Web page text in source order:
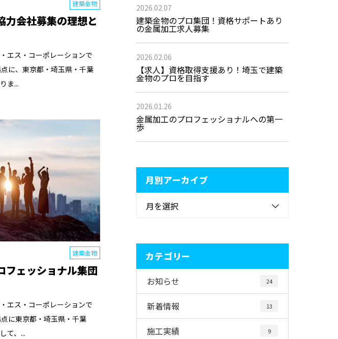
建築金物
力会社募集の理想と
エス・コーポレーションで
に、東京都・埼玉県・千葉
ま...
建築金物
フェッショナル集団
エス・コーポレーションで
に東京都・埼玉県・千葉
て、...
2026.02.07
建築金物のプロ集団！資格サポートあり
の金属加工求人募集
2026.02.06
【求人】資格取得支援あり！埼玉で建築
金物のプロを目指す
2026.01.26
金属加工のプロフェッショナルへの第一
歩
月別アーカイブ
月を選択
カテゴリー
お知らせ 24
新着情報 13
施工実績 9